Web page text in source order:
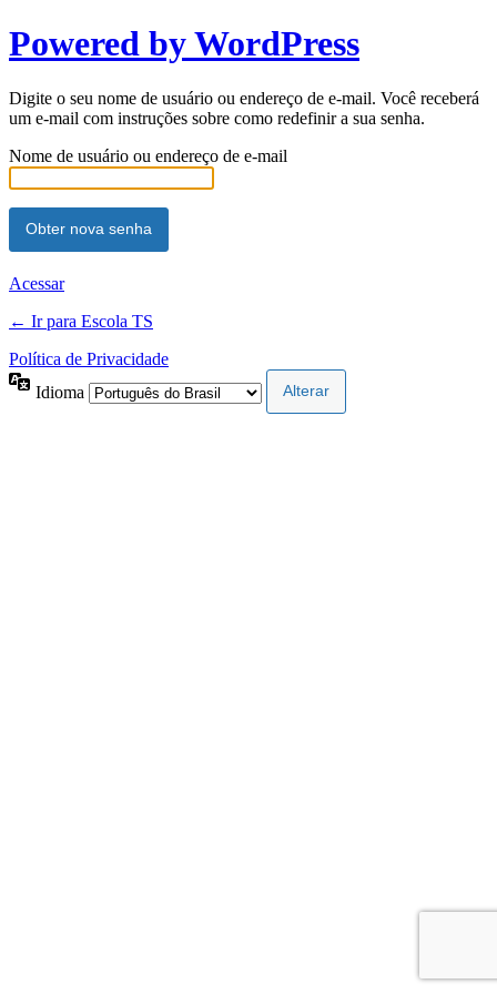
Powered by WordPress
Digite o seu nome de usuário ou endereço de e-mail. Você receberá
um e-mail com instruções sobre como redefinir a sua senha.
Nome de usuário ou endereço de e-mail
Acessar
← Ir para Escola TS
Política de Privacidade
Idioma